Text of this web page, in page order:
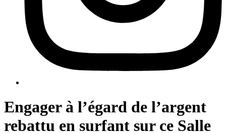
Engager à l’égard de l’argent
rebattu en surfant sur ce Salle